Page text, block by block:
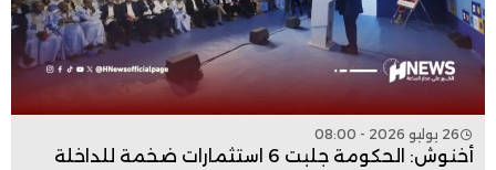
26 يوليو 2026 - 08:00
أخنوش: الحكومة جلبت 6 استثمارات ضخمة للداخلة